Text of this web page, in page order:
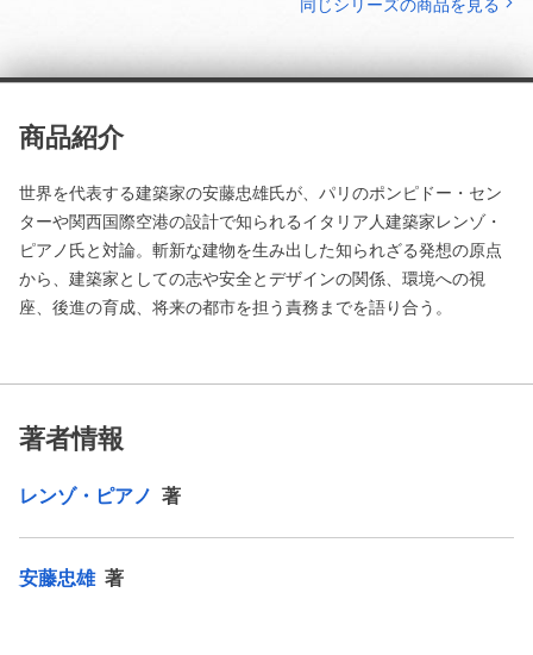
同じシリーズの商品を見る
商品紹介
世界を代表する建築家の安藤忠雄氏が、パリのポンピドー・セン
ターや関西国際空港の設計で知られるイタリア人建築家レンゾ・
ピアノ氏と対論。斬新な建物を生み出した知られざる発想の原点
から、建築家としての志や安全とデザインの関係、環境への視
座、後進の育成、将来の都市を担う責務までを語り合う。
著者情報
レンゾ・ピアノ 著
安藤忠雄 著